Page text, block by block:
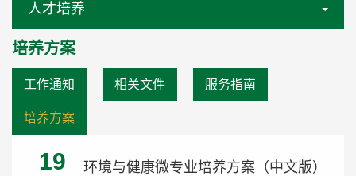
人才培养
培养方案
工作通知 相关文件 服务指南
培养方案
19 环境与健康微专业培养方案（中文版）